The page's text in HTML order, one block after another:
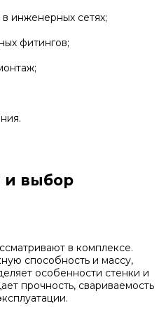
инженерных сетях;
фитингов;
и выбор
в комплексе.
способность и массу,
особенности стенки и
прочность, свариваемость